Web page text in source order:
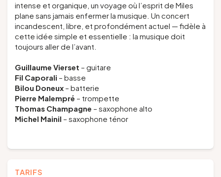
intense et organique, un voyage où l’esprit de Miles
plane sans jamais enfermer la musique. Un concert
incandescent, libre, et profondément actuel — fidèle à
cette idée simple et essentielle : la musique doit
toujours aller de l’avant.
Guillaume Vierset – guitare
Fil Caporali – basse
Bilou Doneux – batterie
Pierre Malempré – trompette
Thomas Champagne – saxophone alto
Michel Mainil – saxophone ténor
TARIFS